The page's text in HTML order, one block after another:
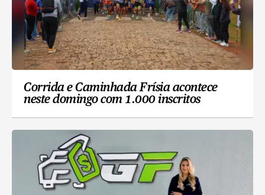
Corrida e Caminhada Frísia acontece
neste domingo com 1.000 inscritos